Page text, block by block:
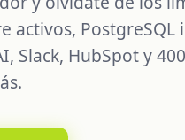
activos, PostgreSQL
Slack, HubSpot y